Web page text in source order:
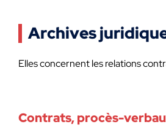
Archives
Elles concernent les relations
Contrats, procès-